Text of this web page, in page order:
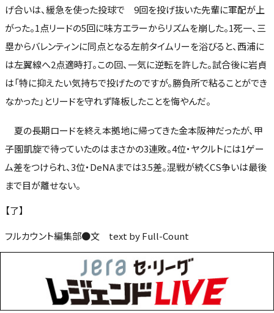
げ合いは、緩急を使った投球で 9回を投げ抜いた先輩に軍配が上
がった。1点リードの5回に味方エラーからリズムを崩した。1死一、三
塁からバレンティンに同点となる左前タイムリーを浴びると、西浦に
は左翼線へ2点適時打。この回、一気に逆転を許した。試合後に岩貞
は「特に抑えたい気持ちで投げたのですが。勝負所で粘ることができ
なかった」とリードを守れず降板したことを悔やんだ。
夏の長期ロードを終え本拠地に帰ってきた金本阪神だったが、甲
子園凱旋で待っていたのはまさかの3連敗。4位・ヤクルトには1ゲー
ム差をつけられ、3位・DeNAまでは3.5差。混戦が続くCS争いは最後
まで目が離せない。
【了】
フルカウント編集部●文 text by Full-Count